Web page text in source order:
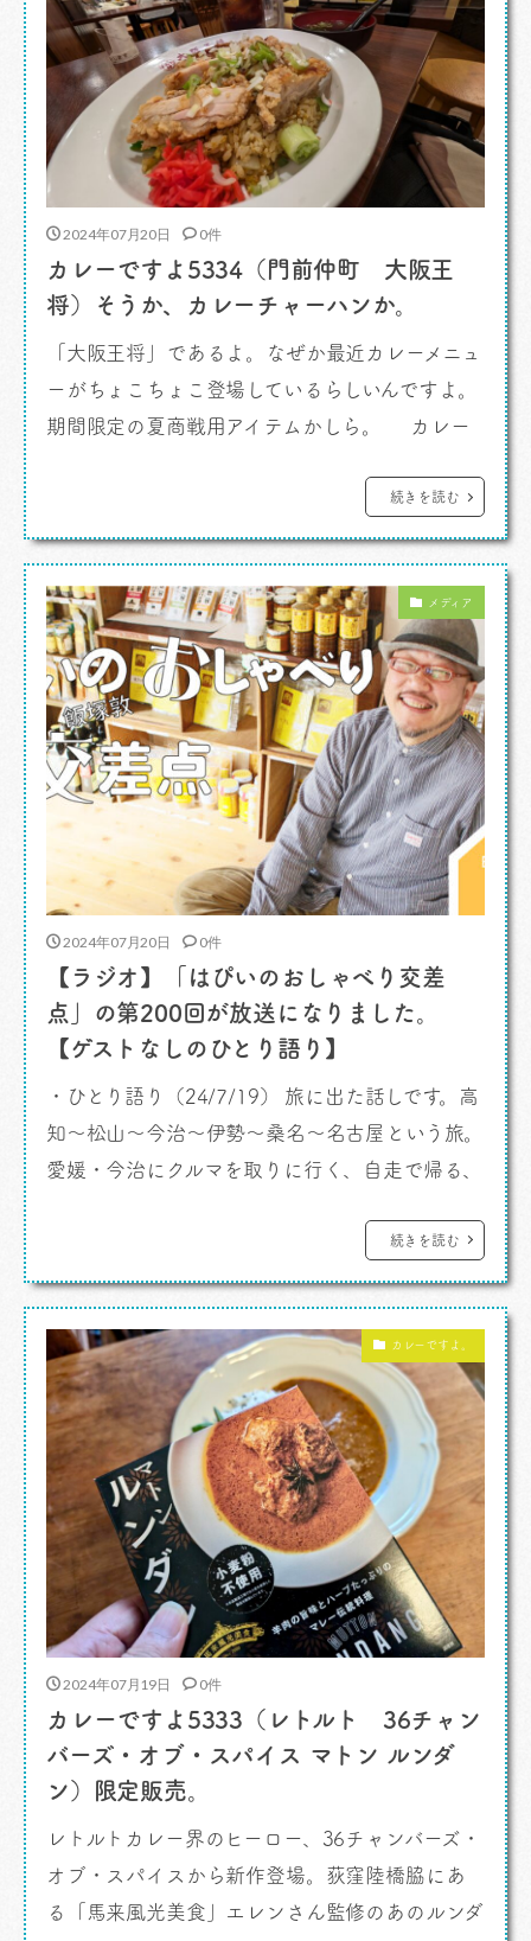
2024年07月20日 0件
カレーですよ5334（門前仲町 大阪王
将）そうか、カレーチャーハンか。
「大阪王将」であるよ。なぜか最近カレーメニュ
ーがちょこちょこ登場しているらしいんですよ。
期間限定の夏商戦用アイテムかしら。 カレー
っていないがあるんだとか。なるほどねえ。 こ
の日はなんだか遅い時間にあてもなく、お腹をす
ました。いつも通りか。 それでね、さっき […]
続きを読む
メディア
2024年07月20日 0件
【ラジオ】「はぴいのおしゃべり交差
点」の第200回が放送になりました。
【ゲストなしのひとり語り】
・ひとり語り（24/7/19） 旅に出た話しです。高
知〜松山〜今治〜伊勢〜桑名〜名古屋という旅。
愛媛・今治にクルマを取りに行く、自走で帰る、
しの旅は神社仏閣、景勝地に博物館。そういう場
所には一切行きません。地域の人の生活がある場
ケット。地元の人の食を見ればその場所の文化
が浮かび上がってきます。そういう旅、楽し […]
続きを読む
カレーですよ。
2024年07月19日 0件
カレーですよ5333（レトルト 36チャン
バーズ・オブ・スパイス マトン ルンダ
ン）限定販売。
レトルトカレー界のヒーロー、36チャンバーズ・
オブ・スパイスから新作登場。荻窪陸橋脇にあ
る「馬来風光美食」エレンさん監修のあのルンダ